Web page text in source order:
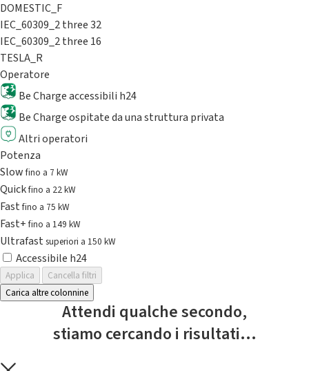
DOMESTIC_F
IEC_60309_2 three 32
IEC_60309_2 three 16
TESLA_R
Operatore
Be Charge accessibili h24
Be Charge ospitate da una struttura privata
Altri operatori
Potenza
Slowfino a 7 kW
Quickfino a 22 kW
Fastfino a 75 kW
Fast+fino a 149 kW
Ultrafast superiori a 150 kW
Accessibile h24
Applica
Cancella filtri
Carica altre colonnine
Attendi qualche secondo,
stiamo cercando i risultati...